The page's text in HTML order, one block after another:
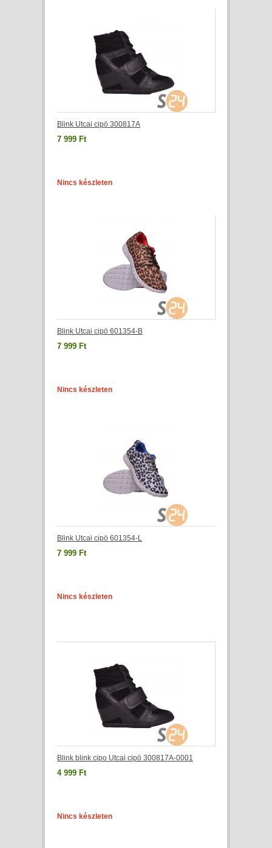
Blink Utcai cipö 300817A
7 999 Ft
Nincs készleten
Blink Utcai cipö 601354-B
7 999 Ft
Nincs készleten
Blink Utcai cipö 601354-L
7 999 Ft
Nincs készleten
Blink blink cipo Utcai cipö 300817A-0001
4 999 Ft
Nincs készleten